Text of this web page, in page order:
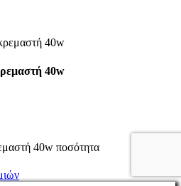
40w
40w ποσότητα